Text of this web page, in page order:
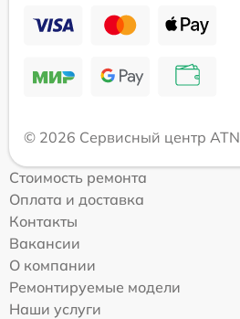
© 2026 Сервисный центр ATN
Стоимость ремонта
Оплата и доставка
Контакты
Вакансии
О компании
Ремонтируемые модели
Наши услуги